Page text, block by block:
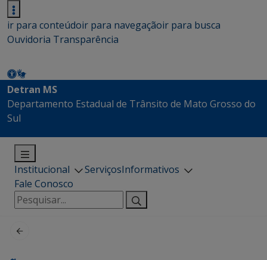
ir para conteúdoir para navegaçãoir para busca
Ouvidoria Transparência
Detran MS
Departamento Estadual de Trânsito de Mato Grosso do
Sul
Institucional ServiçosInformativos
Fale Conosco
Pesquisar
por: